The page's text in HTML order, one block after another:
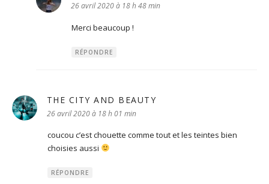
26 avril 2020 à 18 h 48 min
Merci beaucoup !
RÉPONDRE
THE CITY AND BEAUTY
26 avril 2020 à 18 h 01 min
coucou c’est chouette comme tout et les teintes bien
choisies aussi
RÉPONDRE